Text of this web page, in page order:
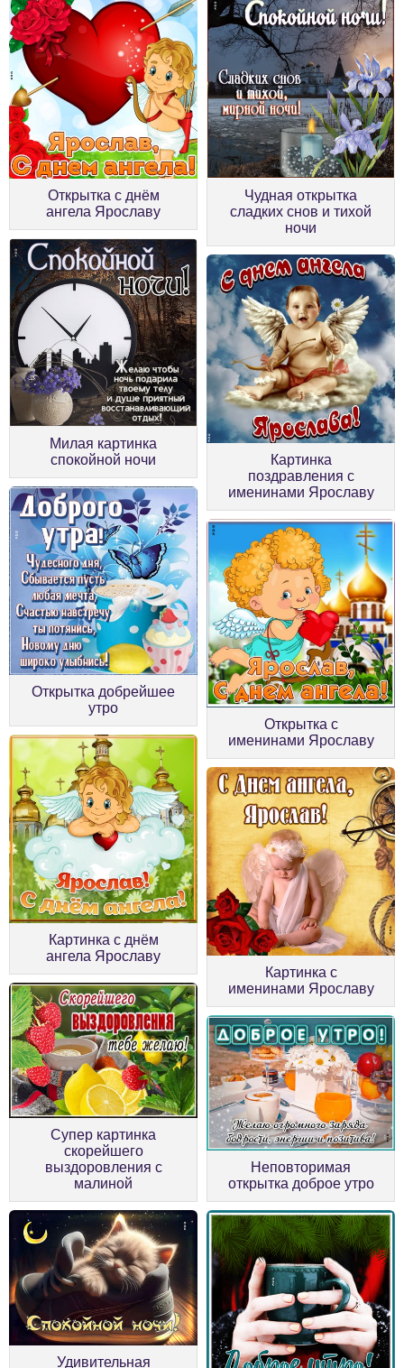
Открытка с днём
ангела Ярославу
Чудная открытка
сладких снов и тихой
ночи
Милая картинка
спокойной ночи
Картинка
поздравления с
именинами Ярославу
Открытка добрейшее
утро
Открытка с
именинами Ярославу
Картинка с днём
ангела Ярославу
Картинка с
именинами Ярославу
Супер картинка
скорейшего
выздоровления с
малиной
Неповторимая
открытка доброе утро
Удивительная